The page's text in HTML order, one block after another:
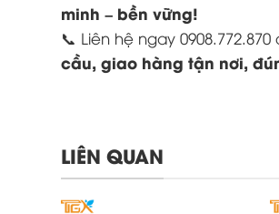
minh – bền vững!
📞 Liên hệ ngay
cầu, giao hàng tận nơi,
LIÊN QUAN